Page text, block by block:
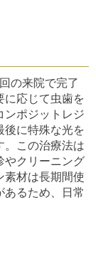
の来院で完了
に応じて虫歯を
ンポジットレジ
後に特殊な光を
。この治療法は
やクリーニング
素材は長期間使
あるため、日常